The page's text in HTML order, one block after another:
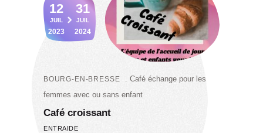
12
JUIL
2023
31
JUIL
2024
BOURG-EN-BRESSE
Café échange pour les
femmes avec ou sans enfant
Café croissant
ENTRAIDE